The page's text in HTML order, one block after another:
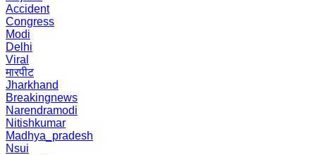
Accident
Congress
Modi
Delhi
Viral
मारपीट
Jharkhand
Breakingnews
Narendramodi
Nitishkumar
Madhya_pradesh
Nsui